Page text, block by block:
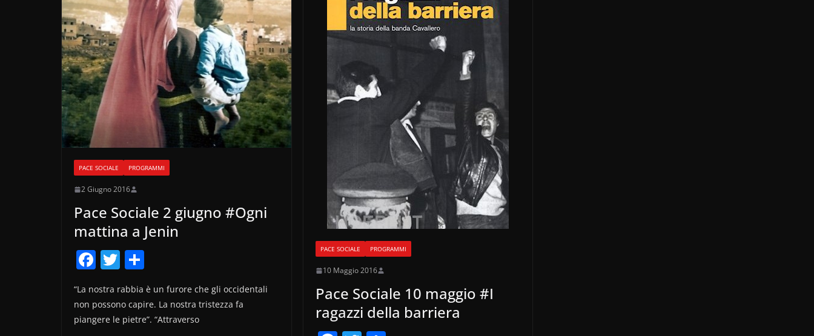
PACE SOCIALE PROGRAMMI
2 Giugno 2016
Pace Sociale 2 giugno #Ogni
mattina a Jenin
F
c
e
T
w
itt
er
o
n
di
“La nostra rabbia è un furore che gli occidentali
non possono capire. La nostra tristezza fa
piangere le pietre”. “Attraverso
PACE SOCIALE PROGRAMMI
10 Maggio 2016
Pace Sociale 10 maggio #I
ragazzi della barriera